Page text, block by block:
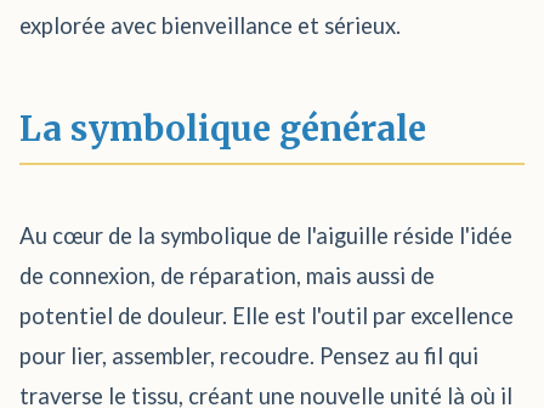
explorée avec bienveillance et sérieux.
La symbolique générale
Au cœur de la symbolique de l'aiguille réside l'idée
de connexion, de réparation, mais aussi de
potentiel de douleur. Elle est l'outil par excellence
pour lier, assembler, recoudre. Pensez au fil qui
traverse le tissu, créant une nouvelle unité là où il